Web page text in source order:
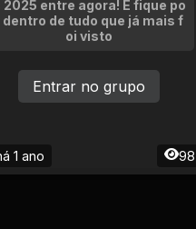
2025 entre agora! E fique po
dentro de tudo que já mais f
oi visto
1 ano 98
Entrar no grupo